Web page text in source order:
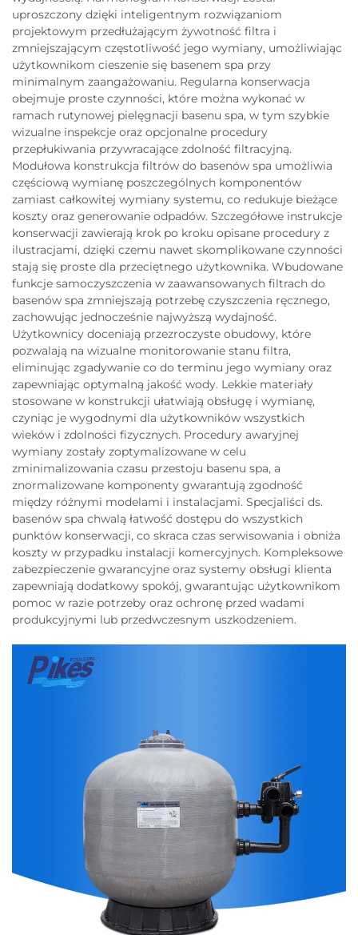
uproszczony dzięki inteligentnym rozwiązaniom
projektowym przedłużającym żywotność filtra i
zmniejszającym częstotliwość jego wymiany, umożliwiając
użytkownikom cieszenie się basenem spa przy
minimalnym zaangażowaniu. Regularna konserwacja
obejmuje proste czynności, które można wykonać w
ramach rutynowej pielęgnacji basenu spa, w tym szybkie
wizualne inspekcje oraz opcjonalne procedury
przepłukiwania przywracające zdolność filtracyjną.
Modułowa konstrukcja filtrów do basenów spa umożliwia
częściową wymianę poszczególnych komponentów
zamiast całkowitej wymiany systemu, co redukuje bieżące
koszty oraz generowanie odpadów. Szczegółowe instrukcje
konserwacji zawierają krok po kroku opisane procedury z
ilustracjami, dzięki czemu nawet skomplikowane czynności
stają się proste dla przeciętnego użytkownika. Wbudowane
funkcje samoczyszczenia w zaawansowanych filtrach do
basenów spa zmniejszają potrzebę czyszczenia ręcznego,
zachowując jednocześnie najwyższą wydajność.
Użytkownicy doceniają przezroczyste obudowy, które
pozwalają na wizualne monitorowanie stanu filtra,
eliminując zgadywanie co do terminu jego wymiany oraz
zapewniając optymalną jakość wody. Lekkie materiały
stosowane w konstrukcji ułatwiają obsługę i wymianę,
czyniąc je wygodnymi dla użytkowników wszystkich
wieków i zdolności fizycznych. Procedury awaryjnej
wymiany zostały zoptymalizowane w celu
zminimalizowania czasu przestoju basenu spa, a
znormalizowane komponenty gwarantują zgodność
między różnymi modelami i instalacjami. Specjaliści ds.
basenów spa chwalą łatwość dostępu do wszystkich
punktów konserwacji, co skraca czas serwisowania i obniża
koszty w przypadku instalacji komercyjnych. Kompleksowe
zabezpieczenie gwarancyjne oraz systemy obsługi klienta
zapewniają dodatkowy spokój, gwarantując użytkownikom
pomoc w razie potrzeby oraz ochronę przed wadami
produkcyjnymi lub przedwczesnym uszkodzeniem.